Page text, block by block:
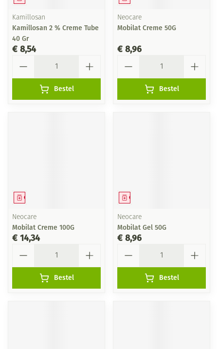
Kamillosan
Kamillosan 2 % Creme Tube
40 Gr
€ 8,54
Bestel
Neocare
Mobilat Creme 50G
€ 8,96
Bestel
Geneesmiddel
Neocare
Mobilat Creme 100G
€ 14,34
Bestel
Geneesmiddel
Neocare
Mobilat Gel 50G
€ 8,96
Bestel